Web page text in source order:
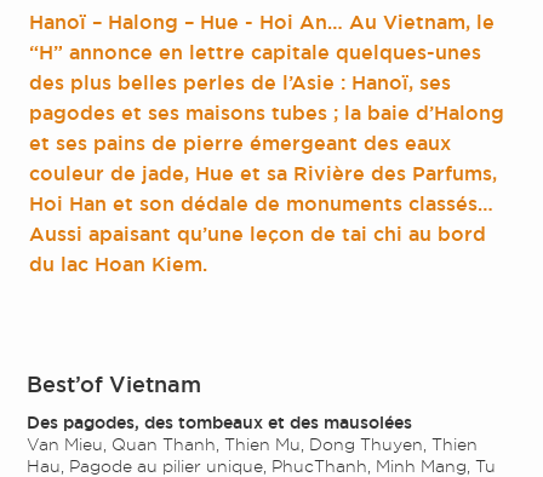
Hanoï – Halong – Hue - Hoi An… Au Vietnam, le
“H” annonce en lettre capitale quelques-unes
des plus belles perles de l’Asie : Hanoï, ses
pagodes et ses maisons tubes ; la baie d’Halong
et ses pains de pierre émergeant des eaux
couleur de jade, Hue et sa Rivière des Parfums,
Hoi Han et son dédale de monuments classés…
Aussi apaisant qu’une leçon de tai chi au bord
du lac Hoan Kiem.
Best’of Vietnam
Des pagodes, des tombeaux et des mausolées
Van Mieu, Quan Thanh, Thien Mu, Dong Thuyen, Thien
Hau, Pagode au pilier unique, PhucThanh, Minh Mang, Tu